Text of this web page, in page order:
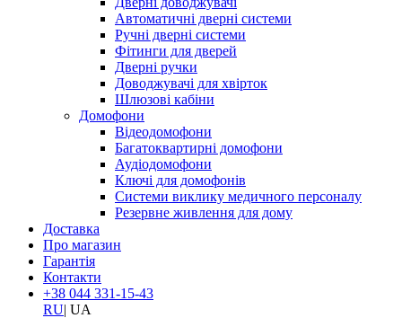
Автоматичні дверні системи
Ручні дверні системи
Фітинги для дверей
Дверні ручки
Доводжувачі для хвірток
Шлюзові кабіни
Домофони
Відеодомофони
Багатоквартирні домофони
Аудіодомофони
Ключі для домофонів
Системи виклику медичного персоналу
Резервне живлення для дому
Доставка
Про магазин
Гарантія
Контакти
+38 044 331-15-43
RU| UA